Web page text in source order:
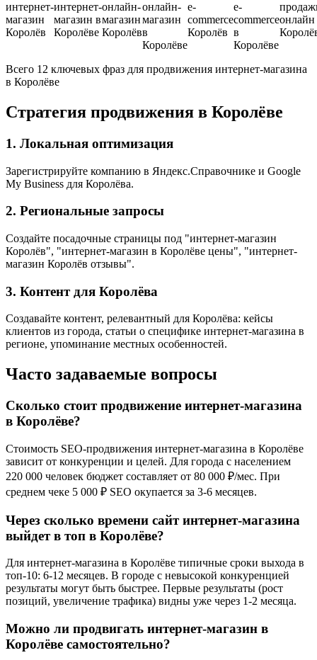
интернет-
магазин
Королёв
интернет-
магазин в
Королёве
онлайн-
магазин
Королёв
онлайн-
магазин
в
Королёве
e-
commerce
Королёв
e-
commerce
в
Королёве
онлайн
Всего 12 ключевых фраз для продвижения интернет-магазина
в Королёве
Стратегия продвижения в Королёве
1. Локальная оптимизация
Зарегистрируйте компанию в Яндекс.Справочнике и Google
My Business для Королёва.
2. Региональные запросы
Создайте посадочные страницы под "интернет-магазин
Королёв", "интернет-магазин в Королёве цены", "интернет-
магазин Королёв отзывы".
3. Контент для Королёва
Создавайте контент, релевантный для Королёва: кейсы
клиентов из города, статьи о специфике интернет-магазина в
регионе, упоминание местных особенностей.
Часто задаваемые вопросы
Сколько стоит продвижение интернет-магазина
в Королёве?
Стоимость SEO-продвижения интернет-магазина в Королёве
зависит от конкуренции и целей. Для города с населением
220 000 человек бюджет составляет от 80 000 ₽/мес. При
среднем чеке 5 000 ₽ SEO окупается за 3-6 месяцев.
Через сколько времени сайт интернет-магазина
выйдет в топ в Королёве?
Для интернет-магазина в Королёве типичные сроки выхода в
топ-10: 6-12 месяцев. В городе с невысокой конкуренцией
результаты могут быть быстрее. Первые результаты (рост
позиций, увеличение трафика) видны уже через 1-2 месяца.
Можно ли продвигать интернет-магазин в
Королёве самостоятельно?